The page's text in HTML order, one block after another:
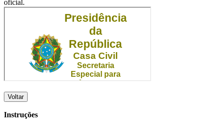
oficial.
Voltar
Instruções